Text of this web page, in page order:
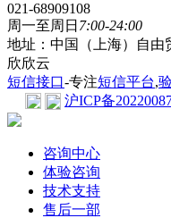
021-68909108
周一至周日 7:00-24:00
地址：中国（上海）自由
欣欣云
短信接口-专注短信平台,
沪ICP备
咨询中心
体验咨询
技术支持
售后一部